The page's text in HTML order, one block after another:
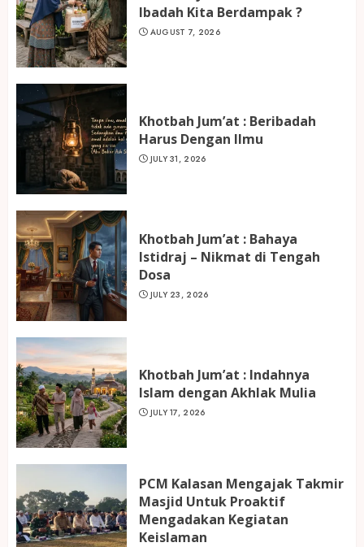
Ibadah Kita Berdampak ?
AUGUST 7, 2026
Khotbah Jum’at : Beribadah
Harus Dengan Ilmu
JULY 31, 2026
Khotbah Jum’at : Bahaya
Istidraj – Nikmat di Tengah
Dosa
JULY 23, 2026
Khotbah Jum’at : Indahnya
Islam dengan Akhlak Mulia
JULY 17, 2026
PCM Kalasan Mengajak Takmir
Masjid Untuk Proaktif
Mengadakan Kegiatan
Keislaman